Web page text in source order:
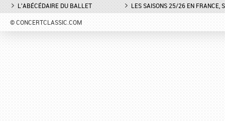
L'ABÉCÉDAIRE DU BALLET
LES SAISONS 25/26 EN FRANCE,
© CONCERTCLASSIC.COM